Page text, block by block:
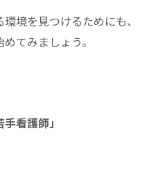
境を見つけるためにも、
てみましょう。
看護師」